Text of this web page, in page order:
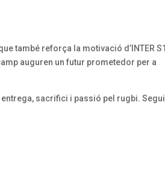
també reforça la motivació d’INTER
auguren un futur prometedor per a
entrega, sacrifici i passió pel rugbi.